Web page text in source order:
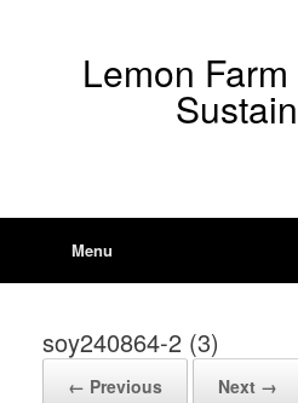
Lemon
Menu
soy240864-2 (3)
← Previous Next →